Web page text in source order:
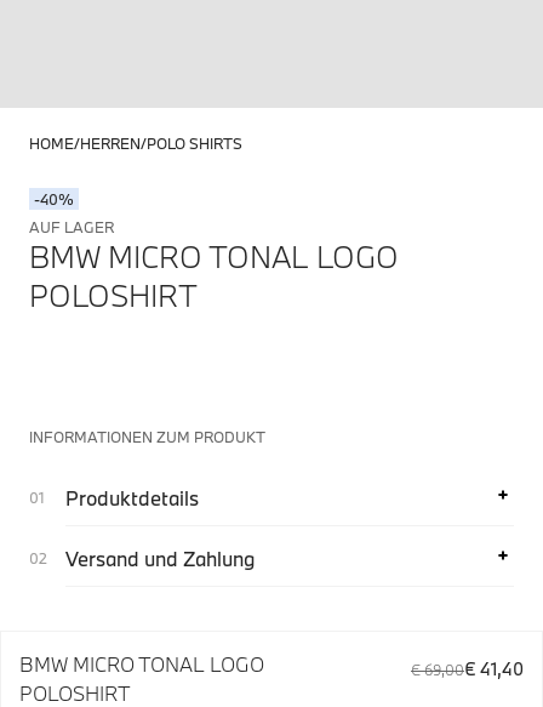
HOME HERREN POLO SHIRTS
-40%
AUF LAGER
BMW MICRO TONAL LOGO
POLOSHIRT
INFORMATIONEN ZUM PRODUKT
Produktdetails
Versand und Zahlung
BMW MICRO TONAL LOGO
POLOSHIRT
€ 69,00€ 41,40